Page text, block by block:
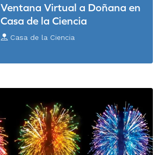
Ventana Virtual a Doñana en
Casa de la Ciencia
Casa de la Ciencia